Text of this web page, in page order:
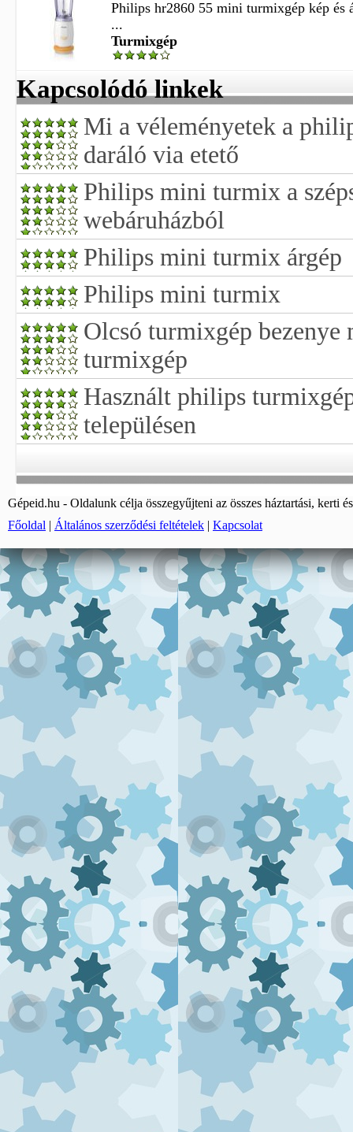
Philips hr2860 55 mini turmixgép kép és
...
Turmixgép
Kapcsolódó linkek
Mi a véleményetek a
daráló via etető
Philips mini turmix a
webáruházból
Philips mini turmix árgép
Philips mini turmix
Olcsó turmixgép bezenye
turmixgép
Használt philips
településen
Gépeid.hu - Oldalunk célja összegyűjteni az összes háztartási, kerti
Főoldal | Általános szerződési feltételek | Kapcsolat